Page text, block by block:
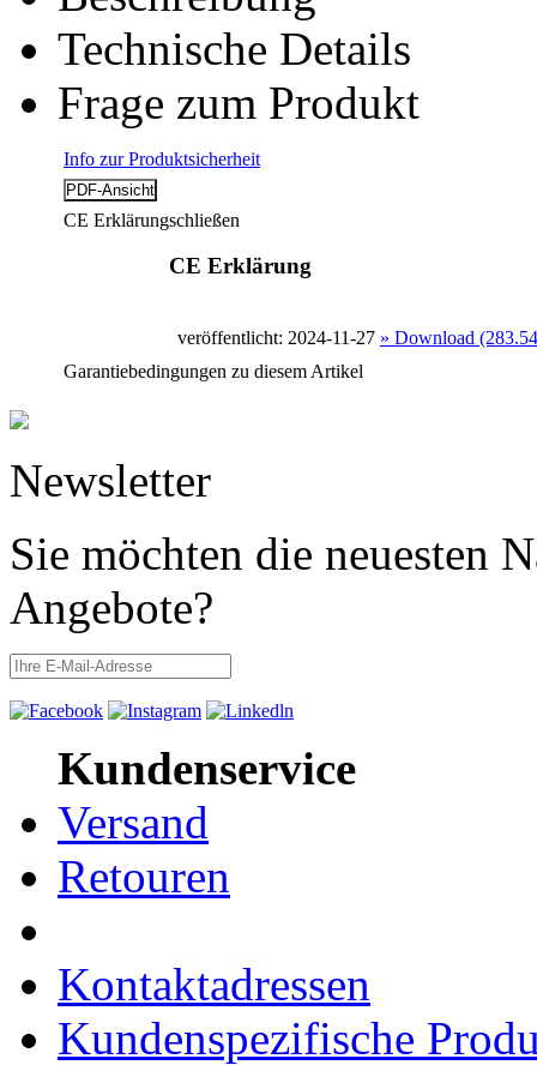
Technische Details
Frage zum Produkt
Info zur Produktsicherheit
CE Erklärungschließen
CE Erklärung
veröffentlicht: 2024-11-27 » Download
Garantiebedingungen zu diesem Artikel
Newsletter
Sie möchten die neuesten
Angebote?
Kundenservice
Versand
Retouren
Kontaktadressen
Kundenspezifische